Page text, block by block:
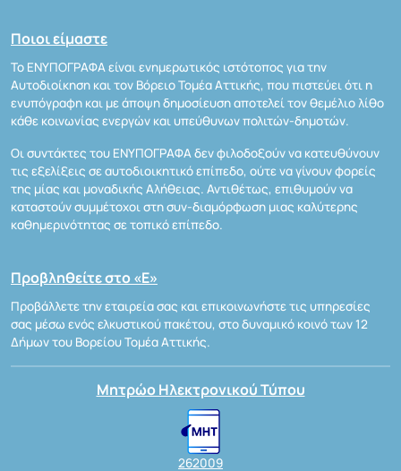
Ποιοι είμαστε
Το ΕΝΥΠΟΓΡΑΦΑ είναι ενημερωτικός ιστότοπος για την
Αυτοδιοίκηση και τον Βόρειο Τομέα Αττικής, που πιστεύει ότι η
ενυπόγραφη και με άποψη δημοσίευση αποτελεί τον θεμέλιο λίθο
κάθε κοινωνίας ενεργών και υπεύθυνων πολιτών-δημοτών.
Οι συντάκτες του ΕΝΥΠΟΓΡΑΦΑ δεν φιλοδοξούν να κατευθύνουν
τις εξελίξεις σε αυτοδιοικητικό επίπεδο, ούτε να γίνουν φορείς
της μίας και μοναδικής Αλήθειας. Αντιθέτως, επιθυμούν να
καταστούν συμμέτοχοι στη συν-διαμόρφωση μιας καλύτερης
καθημερινότητας σε τοπικό επίπεδο.
Προβληθείτε στο «Ε»
Προβάλλετε την εταιρεία σας και επικοινωνήστε τις υπηρεσίες
σας μέσω ενός ελκυστικού πακέτου, στο δυναμικό κοινό των 12
Δήμων του Βορείου Τομέα Αττικής.
Μητρώο Ηλεκτρονικού Τύπου
262009